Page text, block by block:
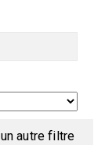
autre filtre